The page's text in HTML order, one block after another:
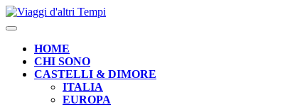
Skip
to
Open
ButtonHOME
CHI SONO
CASTELLI & DIMORE
ITALIA
EUROPA